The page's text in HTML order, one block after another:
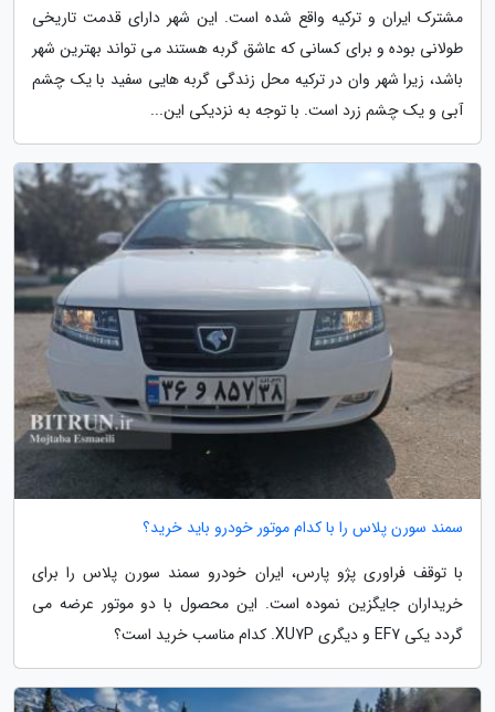
مشترک ایران و ترکیه واقع شده است. این شهر دارای قدمت تاریخی
طولانی بوده و برای کسانی که عاشق گربه هستند می تواند بهترین شهر
باشد، زیرا شهر وان در ترکیه محل زندگی گربه هایی سفید با یک چشم
آبی و یک چشم زرد است. با توجه به نزدیکی این...
سمند سورن پلاس را با کدام موتور خودرو باید خرید؟
با توقف فراوری پژو پارس، ایران خودرو سمند سورن پلاس را برای
خریداران جایگزین نموده است. این محصول با دو موتور عرضه می
گردد یکی EF7 و دیگری XU7P. کدام مناسب خرید است؟